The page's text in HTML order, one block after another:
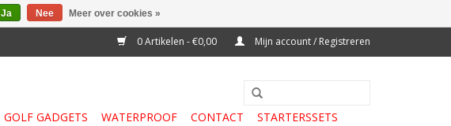
0 Artikelen - €0,00 Mijn account / Registreren
GOLF GADGETS WATERPROOF CONTACT
STARTERSSETS
Ja Nee Meer over cookies »